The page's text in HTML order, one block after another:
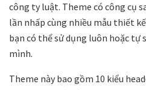
công ty luật. Theme có công cụ
lần nhấp cùng nhiều mẫu thiết
bạn có thể sử dụng luôn hoặc tự
mình.
Theme này bao gồm 10 kiểu